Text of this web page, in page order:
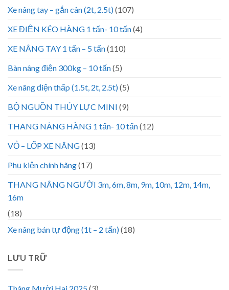
Xe nâng tay – gắn cân (2t, 2.5t)(107)
XE ĐIỆN KÉO HÀNG 1 tấn- 10 tấn(4)
XE NÂNG TAY 1 tấn – 5 tấn(110)
Bàn nâng điện 300kg – 10 tấn(5)
Xe nâng điện thấp (1.5t, 2t, 2.5t)(5)
BỘ NGUỒN THỦY LỰC MINI (9)
THANG NÂNG HÀNG 1 tấn- 10 tấn(12)
VỎ – LỐP XE NÂNG(13)
Phụ kiện chính hãng(17)
THANG NÂNG NGƯỜI 3m, 6m, 8m, 9m, 10m, 12m, 14m,
16m
(18)
Xe nâng bán tự động (1t – 2 tấn)(18)
LƯU TRỮ